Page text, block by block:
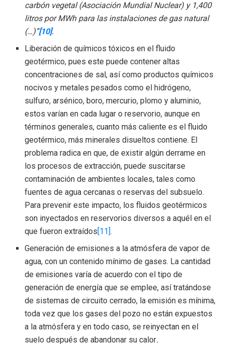
carbón vegetal (Asociación Mundial Nuclear) y 1,400
litros por MWh para las instalaciones de gas natural
(…)”[10].
Liberación de químicos tóxicos en el fluido
geotérmico, pues este puede contener altas
concentraciones de sal, así como productos químicos
nocivos y metales pesados como el hidrógeno,
sulfuro, arsénico, boro, mercurio, plomo y aluminio,
estos varían en cada lugar o reservorio, aunque en
términos generales, cuanto más caliente es el fluido
geotérmico, más minerales disueltos contiene. El
problema radica en que, de existir algún derrame en
los procesos de extracción, puede suscitarse
contaminación de ambientes locales, tales como
fuentes de agua cercanas o reservas del subsuelo.
Para prevenir este impacto, los fluidos geotérmicos
son inyectados en reservorios diversos a aquél en el
que fueron extraídos[11].
Generación de emisiones a la atmósfera de vapor de
agua, con un contenido mínimo de gases. La cantidad
de emisiones varía de acuerdo con el tipo de
generación de energía que se emplee, así tratándose
de sistemas de circuito cerrado, la emisión es mínima,
toda vez que los gases del pozo no están expuestos
a la atmósfera y en todo caso, se reinyectan en el
suelo después de abandonar su calor.